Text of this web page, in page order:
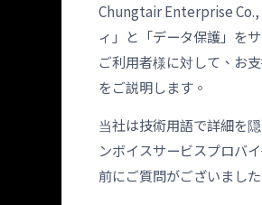
Chungtair Enterprise Co.,
ィ」と「データ保護」を
ご利用者様に対して、お
をご説明します。
当社は技術用語で詳細を
ンボイスサービスプロバ
前にご質問がございまし